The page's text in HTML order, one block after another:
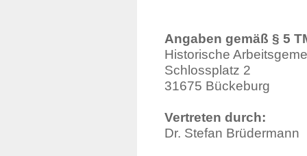
Angaben gemäß § 5
Historische
Schlossplatz 2
31675 Bückeburg
Vertreten durch:
Dr. Stefan Brüdermann